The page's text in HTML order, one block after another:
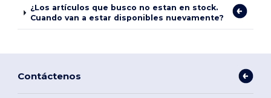
¿Los artículos que busco no estan en stock.
Cuando van a estar disponibles nuevamente?
Contáctenos